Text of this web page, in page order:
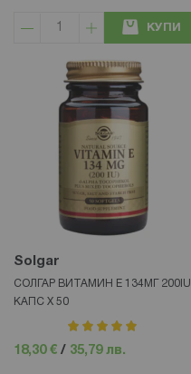
КУПИ
Solgar
СОЛГАР ВИТАМИН Е 134МГ 200IU
КАПС Х 50
рейтинг:
18,30 € / 35,79 лв.